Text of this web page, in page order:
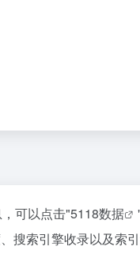
可以点击"5118数据
搜索引擎收录以及